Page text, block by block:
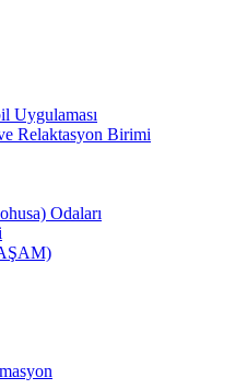
Uygulaması
Relaktasyon Birimi
Odaları